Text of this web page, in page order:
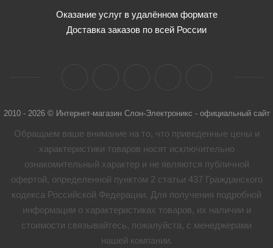
Оказание услуг в удалённом формате
Доставка заказов по всей России
2010 - 2026 © Интернет-магазин Слон-Электроникс - официальный сайт
Обращаем ваше внимание на то, что приведенные цены и
характеристики товaров носят исключительно
ознакомительный характер и не являются публичной
офертой, определенной пунктом 2 статьи 437 Гражданского
кодекса Российской Федерации. Для получения подробной
информации о характеристиках товaров, их наличии и
стоимости связывайтесь, пожалуйста, с менеджерами
нашей компании.